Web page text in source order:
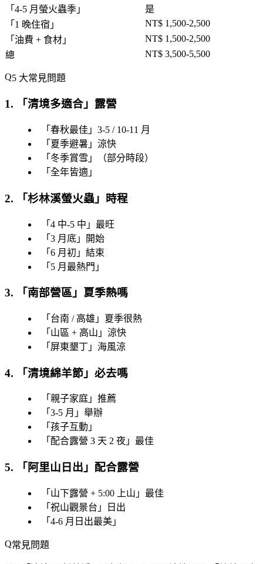
「 4-5 月螢火蟲季 」
是
「 1 晚住宿 」
NT$ 1,500-2,500
「 油費 + 食材 」
NT$ 1,500-2,500
總
NT$ 3,500-5,500
5 大常見問題
1. 「清境多適合 」露營
「 春秋最佳 」3-5 / 10-11 月
「 夏季避暑 」涼快
「 冬季賞雪 」（部分時段）
「 全年皆適 」
2. 「杉林溪螢火蟲 」時程
「 4 中-5 中 」最旺
「 3 月底 」開始
「 6 月初 」結束
「 5 月最熱門 」
3. 「 南部營區 」夏季熱嗎
「 台南 / 高雄 」夏季很熱
「 山區 + 高山 」涼快
「 屏東墾丁 」海風涼
4. 「清境綿羊節 」必去嗎
「 親子家庭 」推薦
「 3-5 月 」舉辦
「 孩子互動 」
「 配合露營 3 天 2 夜 」最佳
5. 「 阿里山日出 」配合露營
「 山下露營 + 5:00 上山 」最佳
「 祝山觀景台 」日出
「 4-6 月日出最美 」
常見問題